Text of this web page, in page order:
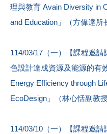
理與教育 Avain Diversity in
and Education」（方偉達所
114/03/17（一）【課程邀
色設計達成資源及能源的有
Energy Efficiency through
EcoDesign」（林心恬副教授
114/03/10（一）【課程邀